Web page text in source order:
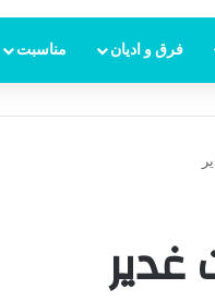
فرق و ادیان مناسبت